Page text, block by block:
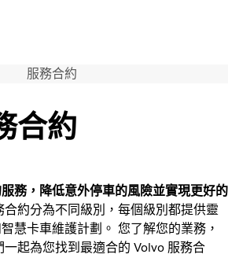
登入查找經銷商
服務合約
合約
務，降低意外停車的風險並實現更好的
合約分為不同級別，每個級別都提供靈
慧卡車維護計劃。 您了解您的業務，
起為您找到最適合的 Volvo 服務合